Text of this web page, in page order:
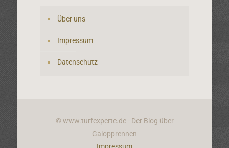
Über uns
Impressum
Datenschutz
© www.turfexperte.de - Der Blog über
Galopprennen